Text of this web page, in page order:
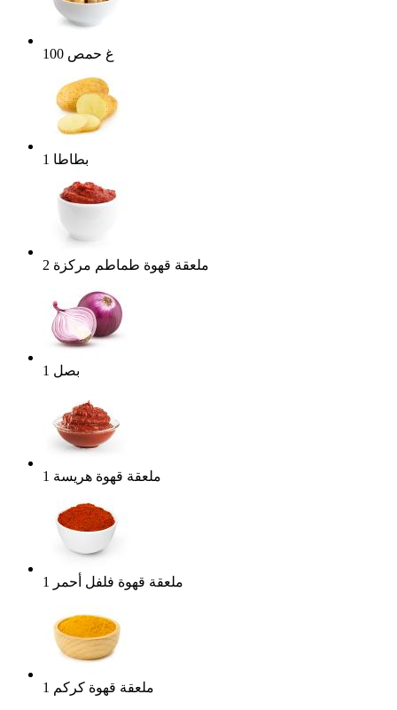
100 غ حمص
1 بطاطا
2 ملعقة قهوة طماطم مركزة
1 بصل
1 ملعقة قهوة هريسة
1 ملعقة قهوة فلفل أحمر
1 ملعقة قهوة كركم